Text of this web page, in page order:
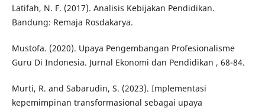
Latifah, N. F. (2017). Analisis Kebijakan Pendidikan.
Bandung: Remaja Rosdakarya.
Mustofa. (2020). Upaya Pengembangan Profesionalisme
Guru Di Indonesia. Jurnal Ekonomi dan Pendidikan , 68-84.
Murti, R. and Sabarudin, S. (2023). Implementasi
kepemimpinan transformasional sebagai upaya